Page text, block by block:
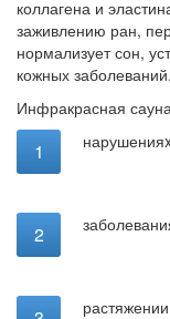
коллагена и
заживлению ран,
нормализует сон,
кожных заболеваний.
Инфракрасная